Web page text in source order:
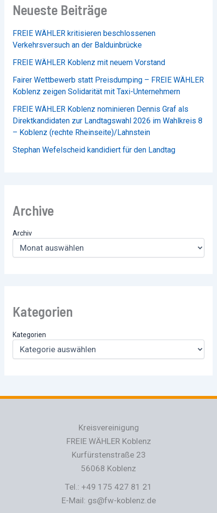
Neueste Beiträge
FREIE WÄHLER kritisieren beschlossenen
Verkehrsversuch an der Balduinbrücke
FREIE WÄHLER Koblenz mit neuem Vorstand
Fairer Wettbewerb statt Preisdumping – FREIE WÄHLER
Koblenz zeigen Solidarität mit Taxi-Unternehmern
FREIE WÄHLER Koblenz nominieren Dennis Graf als
Direktkandidaten zur Landtagswahl 2026 im Wahlkreis 8
– Koblenz (rechte Rheinseite)/Lahnstein
Stephan Wefelscheid kandidiert für den Landtag
Archive
Archiv
Kategorien
Kategorien
Kreisvereinigung
FREIE WÄHLER Koblenz
Kurfürstenstraße 23
56068 Koblenz
Tel.: +49 175 427 81 21
E-Mail: gs@fw-koblenz.de